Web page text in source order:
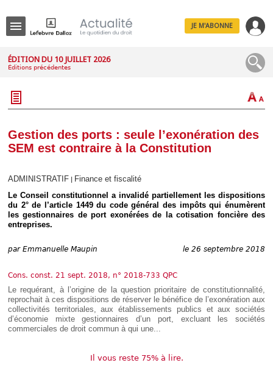
IT
JE M'ABONNE
ÉDITION DU 10 JUILLET 2026
Éditions précédentes
Gestion des ports : seule l’exonération des
SEM est contraire à la Constitution
ADMINISTRATIF
Finance et fiscalité
Le Conseil constitutionnel a invalidé partiellement les dispositions
du 2° de l’article 1449 du code général des impôts qui énumèrent
les gestionnaires de port exonérées de la cotisation foncière des
entreprises.
par Emmanuelle Maupin le 26 septembre 2018
Cons. const. 21 sept. 2018, n° 2018-733 QPC
Le requérant, à l’origine de la question prioritaire de constitutionnalité,
reprochait à ces dispositions de réserver le bénéfice de l’exonération aux
collectivités territoriales, aux établissements publics et aux sociétés
d’économie mixte gestionnaires d’un port, excluant les sociétés
commerciales de droit commun à qui une...
Il vous reste 75% à lire.